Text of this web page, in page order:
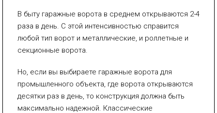
В быту гаражные ворота в среднем открываются 2-4
раза в день. С этой интенсивностью справится
любой тип ворот и металлические, и роллетные и
секционные ворота.
Но, если вы выбираете гаражные ворота для
промышленного объекта, где ворота открываются
десятки раз в день, то конструкция должна быть
максимально надежной. Классические